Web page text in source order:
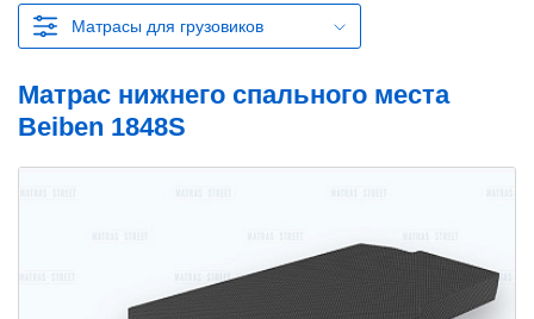
Матрасы для грузовиков
Матрас нижнего спального места
Beiben 1848S